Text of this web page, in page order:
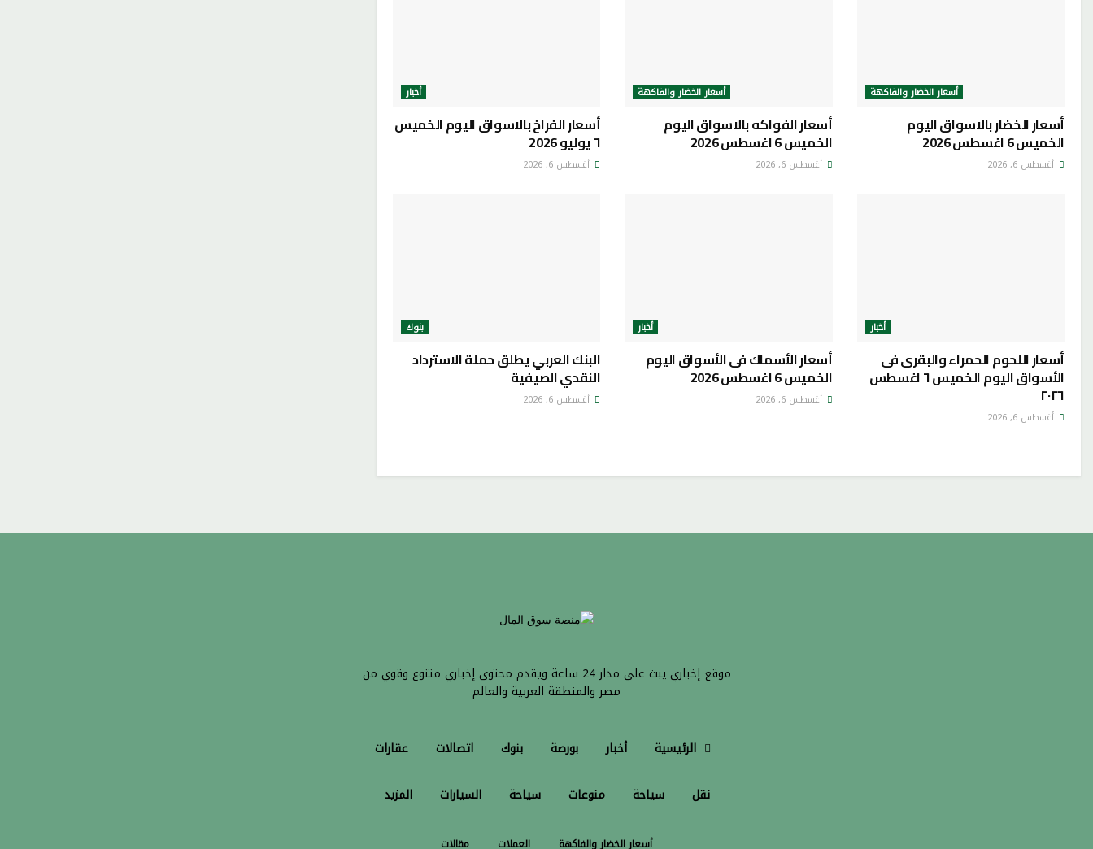
أسعار الخضار والفاكهة
أسعار الخضار بالاسواق اليوم
الخميس 6 اغسطس 2026
أغسطس 6, 2026
أسعار الخضار والفاكهة
أسعار الفواكه بالاسواق اليوم
الخميس 6 اغسطس 2026
أغسطس 6, 2026
أخبار
أسعار الفراخ بالاسواق اليوم الخميس
٦ يوليو 2026
أغسطس 6, 2026
أخبار
أسعار اللحوم الحمراء والبقرى فى
الأسواق اليوم الخميس ٦ اغسطس
٢٠٢٦
أغسطس 6, 2026
أخبار
أسعار الأسماك فى الأسواق اليوم
الخميس 6 اغسطس 2026
أغسطس 6, 2026
بنوك
البنك العربي يطلق حملة الاسترداد
النقدي الصيفية
أغسطس 6, 2026
موقع إخباري يبث على مدار 24 ساعة ويقدم محتوى إخباري متنوع وقوي من
مصر والمنطقة العربية والعالم
الرئيسية أخبار بورصة بنوك اتصالات عقارات
نقل سياحة منوعات سياحة السيارات المزيد
أسعار الخضار والفاكهة العملات مقالات